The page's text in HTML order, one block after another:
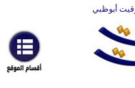
أخبارعاجلة
رياضة